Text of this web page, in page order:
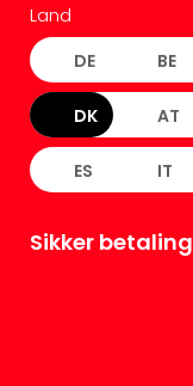
Land
DE BE
DK AT
ES IT
Sikker betaling